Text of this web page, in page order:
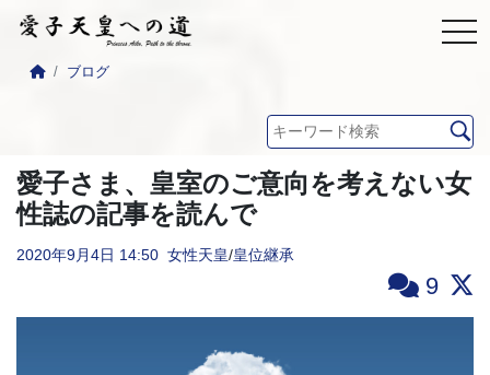
ブログ
愛子さま、皇室のご意向を考えない女
性誌の記事を読んで
2020年9月4日 14:50 女性天皇/皇位継承
9